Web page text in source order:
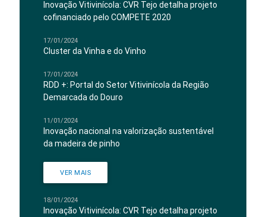
Inovação Vitivinícola: CVR Tejo detalha projeto
cofinanciado pelo COMPETE 2020
17/01/2024
Cluster da Vinha e do Vinho
17/01/2024
RDD +: Portal do Setor Vitivinícola da Região
Demarcada do Douro
11/01/2024
Inovação nacional na valorização sustentável
da madeira de pinho
VER MAIS
18/01/2024
Inovação Vitivinícola: CVR Tejo detalha projeto